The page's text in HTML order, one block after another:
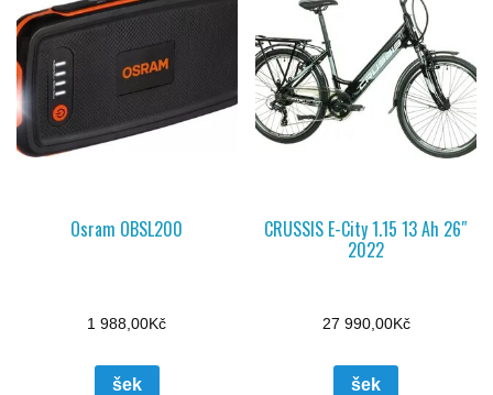
Osram OBSL200
1 988,00Kč
šek
CRUSSIS E-City 1.15 13 Ah 26″
2022
27 990,00Kč
šek